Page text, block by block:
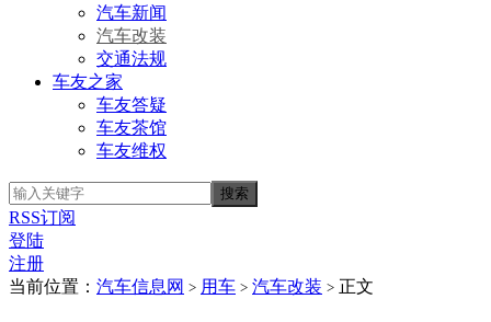
汽车新闻
汽车改装
交通法规
车友之家
车友答疑
车友茶馆
车友维权
RSS订阅
登陆
注册
当前位置： 汽车信息网 > 用车 > 汽车改装 > 正文